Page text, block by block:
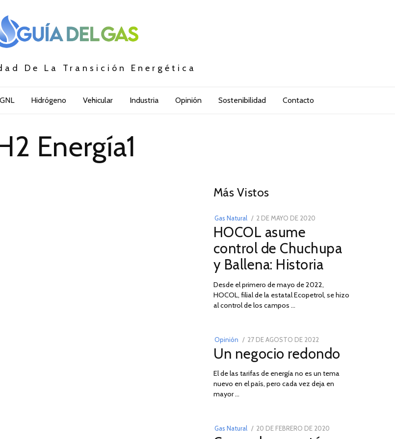
De La Transición Energética
GNL Hidrógeno Vehicular Industria Opinión Sostenibilidad Contacto
Energía1
Más Vistos
Gas Natural
POSTED
ON
2 DE MAYO DE 2020
DE
2026
HOCOL asume
control de Chuchupa
y Ballena: Historia
Desde el primero de mayo de 2022,
HOCOL, filial de la estatal Ecopetrol, se hizo
al control de los campos …
Opinión
POSTED
ON
27 DE AGOSTO DE 2022
DE
DE
2022
Un negocio redondo
El de las tarifas de energía no es un tema
nuevo en el país, pero cada vez deja en
mayor …
Gas Natural
POSTED
20 DE FEBRERO DE 2020